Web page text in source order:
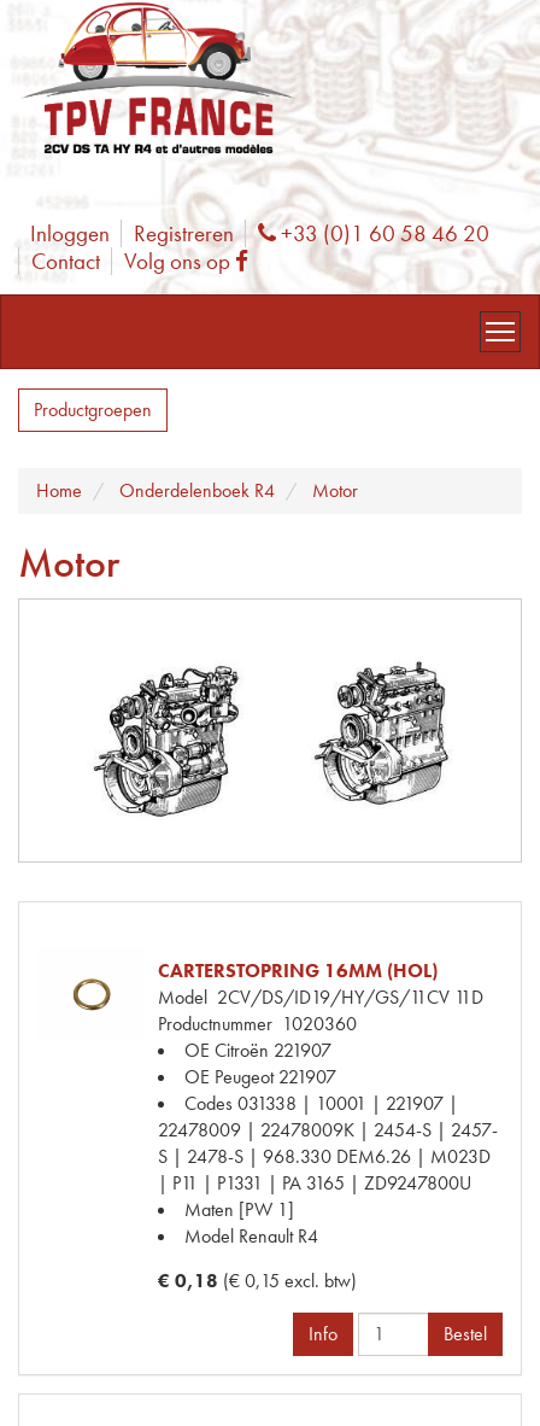
Inloggen Registreren Phone
+33 (0)1 60 58 46 20
Contact
Volg ons op Facebook
Productgroepen
Home Onderdelenboek R4 Motor
Motor
CARTERSTOPRING 16MM (HOL)
Model 2CV/DS/ID19/HY/GS/11CV 11D
Productnummer 1020360
OE Citroën 221907
OE Peugeot 221907
Codes031338 | 10001 | 221907 |
22478009 | 22478009K | 2454-S | 2457-
S | 2478-S | 968.330 DEM6.26 | M023D
| P11 | P1331 | PA 3165 | ZD9247800U
Maten [PW 1]
Model Renault R4
€ 0,18 (€ 0,15 excl. btw)
Info Bestel